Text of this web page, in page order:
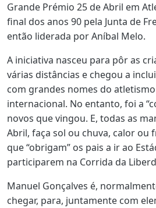
Grande Prémio 25 de Abril em
final dos anos 90 pela Junta de
então liderada por Aníbal Melo.
A iniciativa nasceu para pôr as
várias distâncias e chegou a
com grandes nomes do
internacional. No entanto, foi a
novos que vingou. E, todas as
Abril, faça sol ou chuva, calor ou
que “obrigam” os pais a ir ao
participarem na Corrida da
Manuel Gonçalves é,
chegar, para, juntamente com